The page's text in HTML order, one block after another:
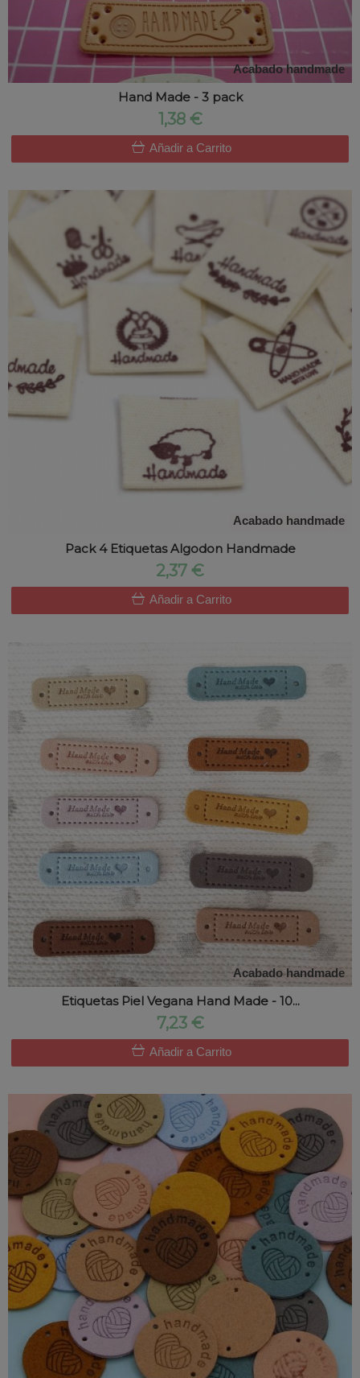
Acabado handmade
Hand Made - 3 pack
1,38 €
Añadir a Carrito
Acabado handmade
Pack 4 Etiquetas Algodon Handmade
2,37 €
Añadir a Carrito
Acabado handmade
Etiquetas Piel Vegana Hand Made - 10...
7,23 €
Añadir a Carrito